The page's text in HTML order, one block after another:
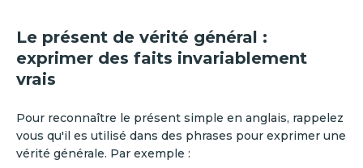
Le présent de vérité général :
exprimer des faits invariablement
vrais
Pour reconnaître le présent simple en anglais, rappelez
vous qu'il es utilisé dans des phrases pour exprimer une
vérité générale. Par exemple :